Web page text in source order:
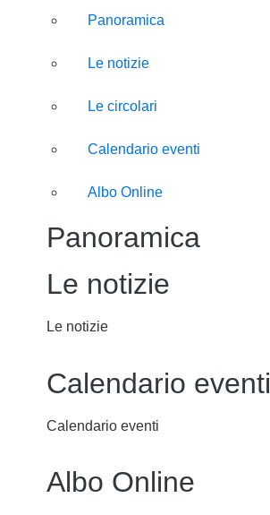
Panoramica
Le notizie
Le circolari
Calendario eventi
Albo Online
Panoramica
Le notizie
Le notizie
Calendario eventi
Calendario eventi
Albo Online